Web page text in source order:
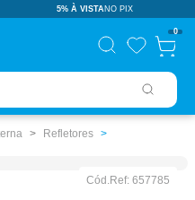
5% À VISTANO PIX
0
Refletores
Cód.Ref: 657785